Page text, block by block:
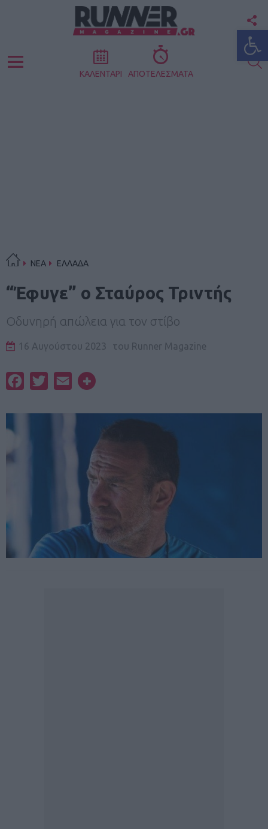
Menu ΚΑΛΕΝΤΑΡΙ ΑΠΟΤΕΛΕΣΜΑΤΑ
ΝΕΑ ΕΛΛΑΔΑ
“Έφυγε” ο Σταύρος Τριντής
Οδυνηρή απώλεια για τον στίβο
16 Αυγούστου 2023 του Runner Magazine
FacebookTwitterEmail